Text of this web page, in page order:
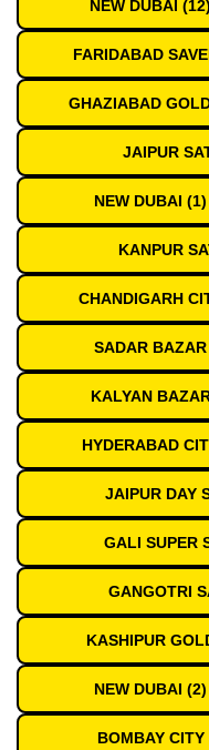
NEW DUBAI
FARIDABAD
GHAZIABAD
JAIPUR
NEW DUBAI
KANPUR
CHANDIGARH
SADAR
KALYAN
HYDERABAD
JAIPUR DAY
GALI SUPER
GANGOTRI
KASHIPUR
NEW DUBAI
BOMBAY